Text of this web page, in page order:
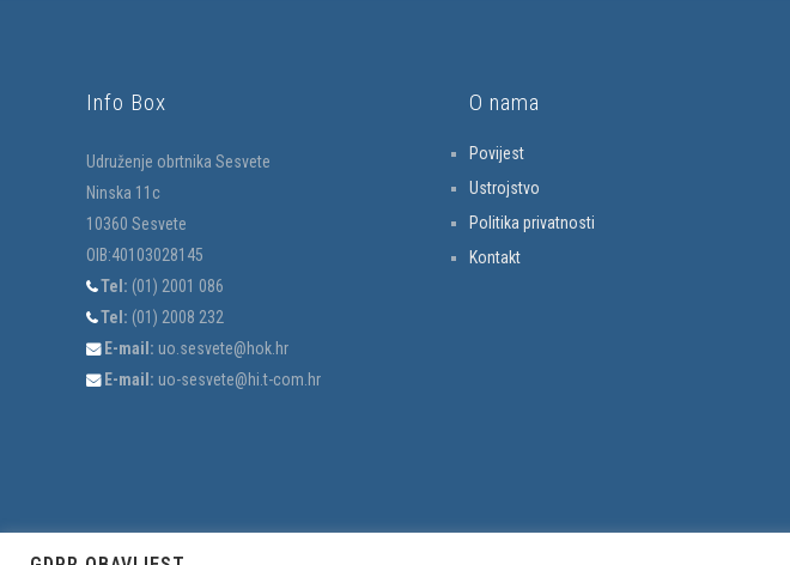
Info Box
Udruženje obrtnika Sesvete
Ninska 11c
10360 Sesvete
OIB:40103028145
Tel: (01) 2001 086
Tel: (01) 2008 232
E-mail: uo.sesvete@hok.hr
E-mail: uo-sesvete@hi.t-com.hr
O nama
Povijest
Ustrojstvo
Politika privatnosti
Kontakt